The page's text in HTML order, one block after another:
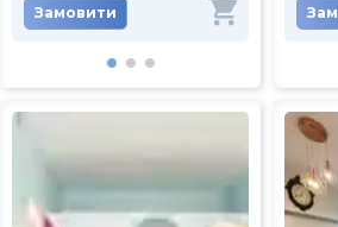
Замовити